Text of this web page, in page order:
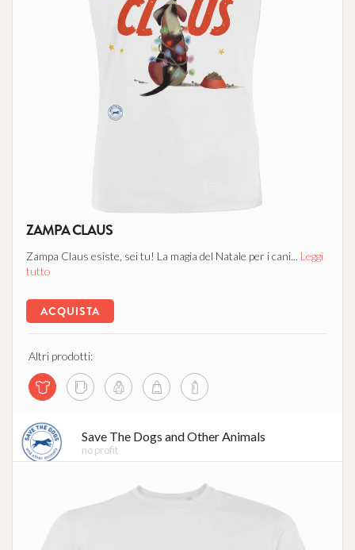
ZAMPA CLAUS
Zampa Claus esiste, sei tu! La magia del Natale per i cani... Leggi
tutto
ACQUISTA
Altri prodotti:
Save The Dogs and Other Animals
no profit